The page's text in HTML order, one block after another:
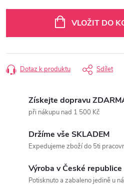
VLOŽIT DO
Dotaz k produktu Sdílet
Získejte dopravu
při nákupu nad 1 500 Kč
Držíme vše SKLADEM
Expedujeme zboží do 5ti
Výroba v České republice
Potisknuto a zabaleno jedině u